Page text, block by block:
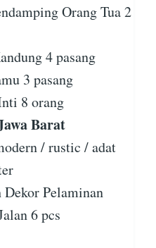
Orang Tua 2
4 pasang
3 pasang
8 orang
Barat
/ rustic / adat
Pelaminan
6 pcs